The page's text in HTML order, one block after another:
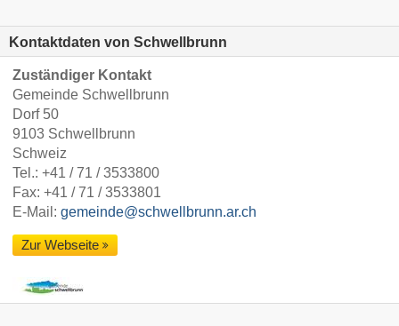
Kontaktdaten von Schwellbrunn
Zuständiger Kontakt
Gemeinde Schwellbrunn
Dorf 50
9103 Schwellbrunn
Schweiz
Tel.: +41 / 71 / 3533800
Fax: +41 / 71 / 3533801
E-Mail: gemeinde@schwellbrunn.ar.ch
Zur Webseite